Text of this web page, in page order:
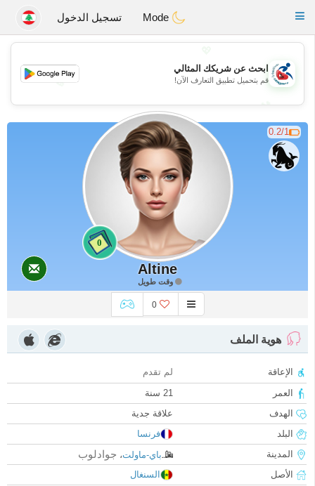
Handi Space
Toggle
تسجيل الدخول
💖
💕
💕
ابحث عن شريكك المثالي
قم بتحميل تطبيق التعارف الآن!
0.2/1
0
Altine
وقت طويل
0
هوية الملف
الإعاقة
لم تقدم
العمر
21 سنة
الهدف
علاقة جدية
البلد
فرنسا
المدينة
باي-ماولت، جوادلوب
الأصل
السنغال